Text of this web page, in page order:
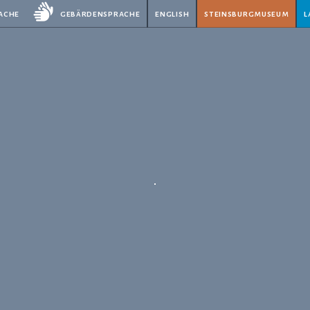
gebärdensprache english steinsburgmuseum